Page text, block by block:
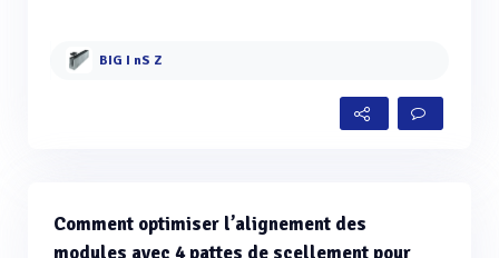
BIG I nS Z
Comment optimiser l’alignement des
modules avec 4 pattes de scellement pour